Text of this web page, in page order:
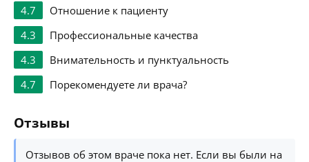
4.7
Отношение к пациенту
4.3
Профессиональные качества
4.3
Внимательность и пунктуальность
4.7
Порекомендуете ли врача?
Отзывы
Отзывов об этом враче пока нет. Если вы были на